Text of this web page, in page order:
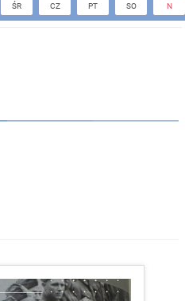
ŚR CZ PT SO N